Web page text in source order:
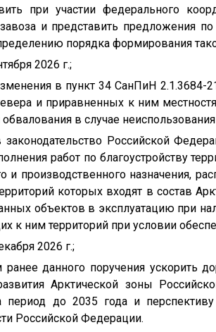
при участии федерального
и представить предложения
порядка формирования
2026 г.;
в пункт 34 СанПиН 2.1.3684-
и приравненных к ним
в случае
законодательство Российской
работ по благоустройству
и производственного назначения,
которых входят в состав
объектов в эксплуатацию при
к ним территорий при условии
2026 г.;
ранее данного поручения ускорить
Арктической зоны
период до 2035 года и
Российской Федерации.